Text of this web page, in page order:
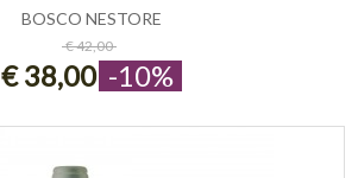
ESAURITO
BOSCO NESTORE
€ 42,00
€ 38,00 -10%